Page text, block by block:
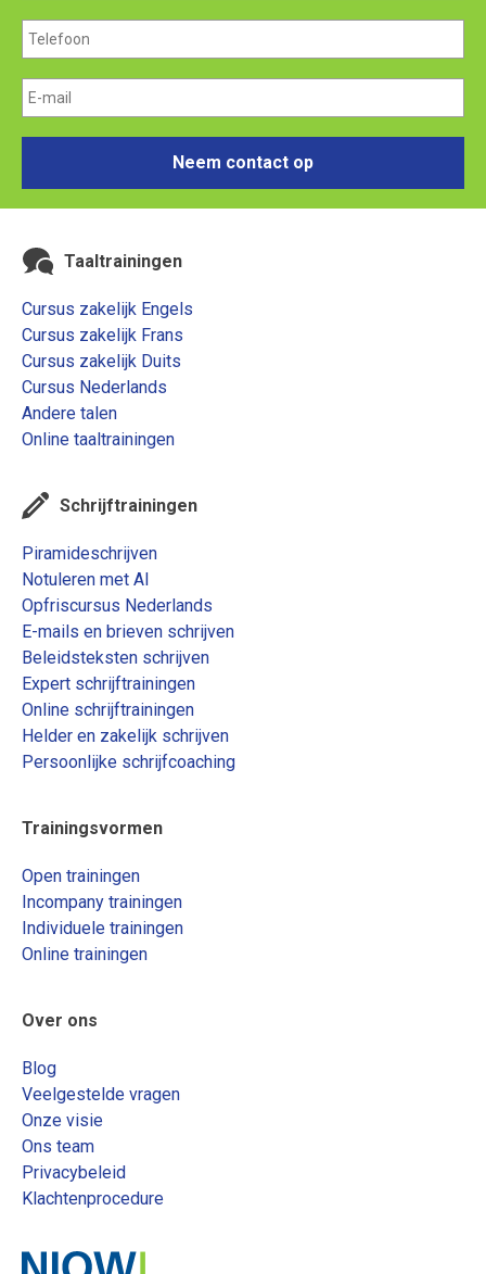
Neem contact op
Taaltrainingen
Cursus zakelijk Engels
Cursus zakelijk Frans
Cursus zakelijk Duits
Cursus Nederlands
Andere talen
Online taaltrainingen
Schrijftrainingen
Piramideschrijven
Notuleren met AI
Opfriscursus Nederlands
E-mails en brieven schrijven
Beleidsteksten schrijven
Expert schrijftrainingen
Online schrijftrainingen
Helder en zakelijk schrijven
Persoonlijke schrijfcoaching
Trainingsvormen
Open trainingen
Incompany trainingen
Individuele trainingen
Online trainingen
Over ons
Blog
Veelgestelde vragen
Onze visie
Ons team
Privacybeleid
Klachtenprocedure